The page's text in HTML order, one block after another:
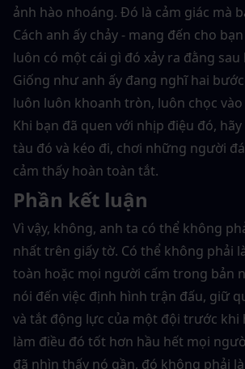
ảnh hào nhoáng. Đó là cảm giác mà
Cách anh ấy chảy - mang đến cho
luôn có một cái gì đó xảy ra đằng
Giống như anh ấy đang nghĩ hai
luôn luôn khoanh tròn, luôn chọc
Khi bạn đã quen với nhịp điệu đó,
tàu đó và kéo đi, chơi những người
cảm thấy hoàn toàn tắt.
Phần kết luận
Vì vậy, không, anh ta có thể không
nhất trên giấy tờ. Có thể không phải
toàn hoặc mọi người cấm trong bản
nói đến việc định hình trận đấu, giữ
và tắt động lực của một đội trước khi
làm điều đó tốt hơn hầu hết mọi
đã nhìn thấy nó gần, đó không phải